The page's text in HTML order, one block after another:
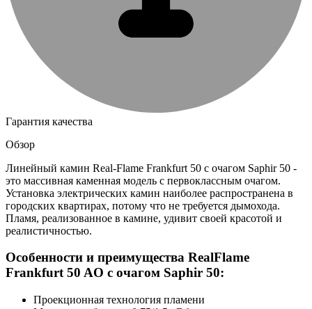
Гарантия качества
Обзор
Линейный камин Real-Flame Frankfurt 50 с очагом Saphir 50 -
это массивная каменная модель с первоклассным очагом.
Установка электрических камин наиболее распространена в
городских квартирах, потому что не требуется дымохода.
Пламя, реализованное в камине, удивит своей красотой и
реалистичностью.
Особенности и преимущества RealFlame
Frankfurt 50 AO с очагом Saphir 50:
Проекционная технология пламени